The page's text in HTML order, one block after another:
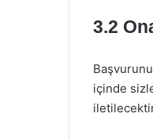
3.2
içinde